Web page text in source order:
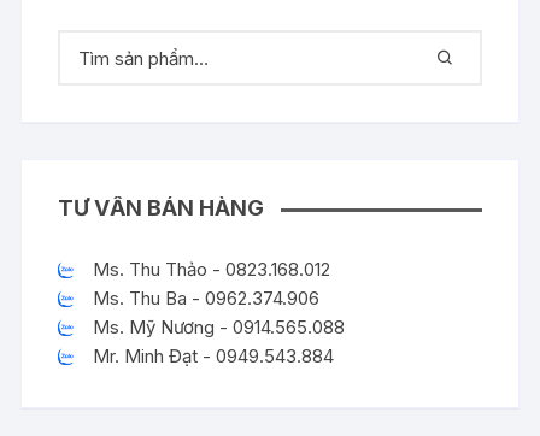
TƯ VẤN BÁN HÀNG
Ms. Thu Thảo - 0823.168.012
Ms. Thu Ba - 0962.374.906
Ms. Mỹ Nương - 0914.565.088
Mr. Minh Đạt - 0949.543.884